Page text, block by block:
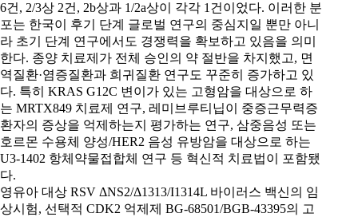
6건, 2/3상 2건, 2b상과 1/2a상이 각각 1건이었다. 이러한 분
포는 한국이 후기 단계 글로벌 연구의 중심지일 뿐만 아니
라 초기 단계 연구에서도 경쟁력을 확보하고 있음을 의미
한다. 종양 치료제가 전체 승인의 약 절반을 차지했고, 면
역질환·염증질환과 희귀질환 연구도 꾸준히 증가하고 있
다. 특히 KRAS G12C 변이가 있는 고형암을 대상으로 하
는 MRTX849 치료제 연구, 레미브루티닙이 중증근무력증
환자의 증상을 억제하는지 평가하는 연구, 삼중음성 또는
호르몬 수용체 양성/HER2 음성 유방암을 대상으로 하는
U3-1402 항체약물접합체 연구 등 혁신적 치료법이 포함됐
다.
영유아 대상 RSV ΔNS2/Δ1313/I1314L 바이러스 백신의 임
상시험, 선택적 CDK2 억제제 BG-68501/BGB-43395의 고